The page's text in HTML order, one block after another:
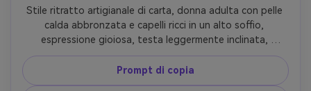
Stile ritratto artigianale di carta, donna adulta con pelle
calda abbronzata e capelli ricci in un alto soffio,
espressione gioiosa, testa leggermente inclinata,
indossando un vestito da sole con trama di tessuto
piegato di carta, circondato da fiori e foglie di carta a
strati come un diorama shadowbox, luce morbida
Prompt di copia